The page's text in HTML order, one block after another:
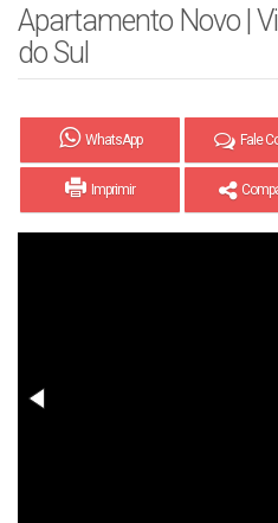
Apartamento Novo |
do Sul
WhatsApp Fale
Imprimir